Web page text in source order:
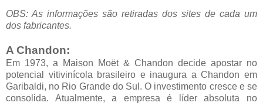
OBS: As informações são retiradas dos sites de cada um
dos fabricantes.
A Chandon:
Em 1973, a Maison Moët & Chandon decide apostar no
potencial vitivinícola brasileiro e inaugura a Chandon em
Garibaldi, no Rio Grande do Sul. O investimento cresce e se
consolida. Atualmente, a empresa é líder absoluta no